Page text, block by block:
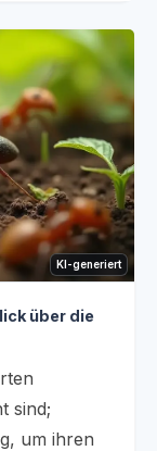
KI-generiert
über die
sind;
um ihren